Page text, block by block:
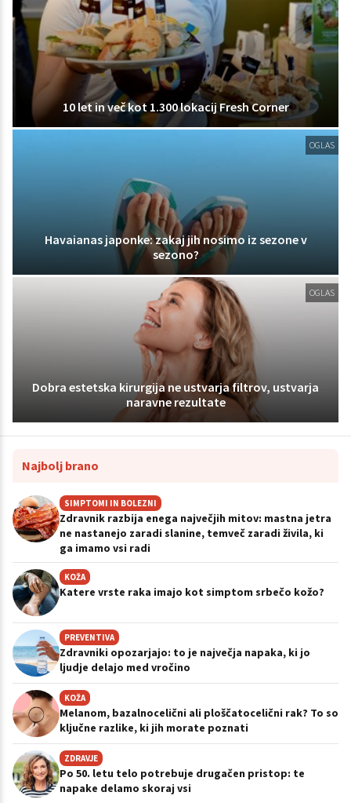
10 let in več kot 1.300 lokacij Fresh Corner
OGLAS
Havaianas japonke: zakaj jih nosimo iz sezone v
sezono?
OGLAS
Dobra estetska kirurgija ne ustvarja filtrov, ustvarja
naravne rezultate
Najbolj brano
SIMPTOMI IN BOLEZNI
Zdravnik razbija enega največjih mitov: mastna jetra
ne nastanejo zaradi slanine, temveč zaradi živila, ki
ga imamo vsi radi
KOŽA
Katere vrste raka imajo kot simptom srbečo kožo?
PREVENTIVA
Zdravniki opozarjajo: to je največja napaka, ki jo
ljudje delajo med vročino
KOŽA
Melanom, bazalnocelični ali ploščatocelični rak? To so
ključne razlike, ki jih morate poznati
ZDRAVJE
Po 50. letu telo potrebuje drugačen pristop: te
napake delamo skoraj vsi